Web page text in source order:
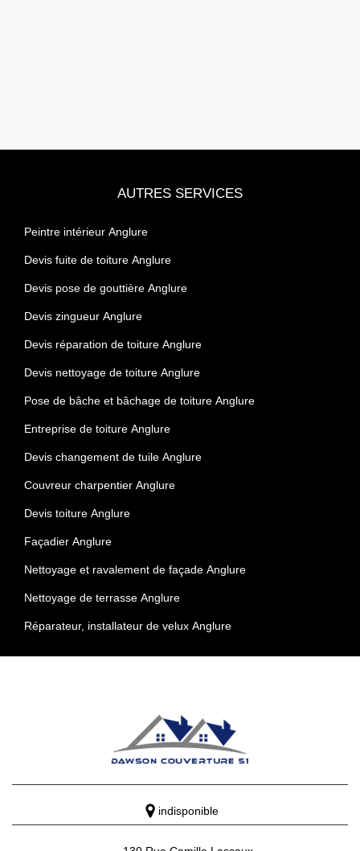
AUTRES SERVICES
Peintre intérieur Anglure
Devis fuite de toiture Anglure
Devis pose de gouttière Anglure
Devis zingueur Anglure
Devis réparation de toiture Anglure
Devis nettoyage de toiture Anglure
Pose de bâche et bâchage de toiture Anglure
Entreprise de toiture Anglure
Devis changement de tuile Anglure
Couvreur charpentier Anglure
Devis toiture Anglure
Façadier Anglure
Nettoyage et ravalement de façade Anglure
Nettoyage de terrasse Anglure
Réparateur, installateur de velux Anglure
indisponible